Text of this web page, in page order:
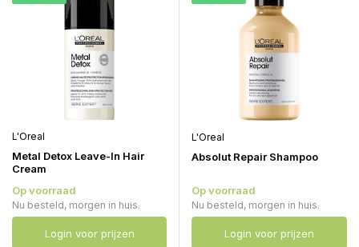
L'Oreal
Metal Detox Leave-In Hair
Cream
Op voorraad
Nu besteld, morgen in huis.
Login voor prijzen
L'Oreal
Absolut Repair Shampoo
Op voorraad
Nu besteld, morgen in huis.
Login voor prijzen